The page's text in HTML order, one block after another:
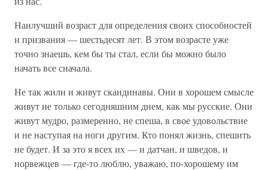
Наилучший возраст для определения своих способностей
и призвания — шестьдесят лет. В этом возрасте уже
точно знаешь, кем бы ты стал, если бы можно было
начать все сначала.
Не так жили и живут скандинавы. Они в хорошем смысле
живут не только сегодняшним днем, как мы русские. Они
живут мудро, размеренно, не спеша, в свое удовольствие
и не наступая на ноги другим. Кто понял жизнь, спешить
не будет. И за это я всех их — и датчан, и шведов, и
норвежцев — где-то люблю, уважаю, по-хорошему им